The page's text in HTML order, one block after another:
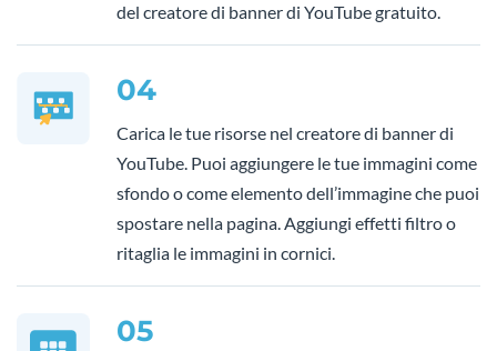
del creatore di banner di YouTube gratuito.
04
Carica le tue risorse nel creatore di banner di
YouTube. Puoi aggiungere le tue immagini come
sfondo o come elemento dell’immagine che puoi
spostare nella pagina. Aggiungi effetti filtro o
ritaglia le immagini in cornici.
05